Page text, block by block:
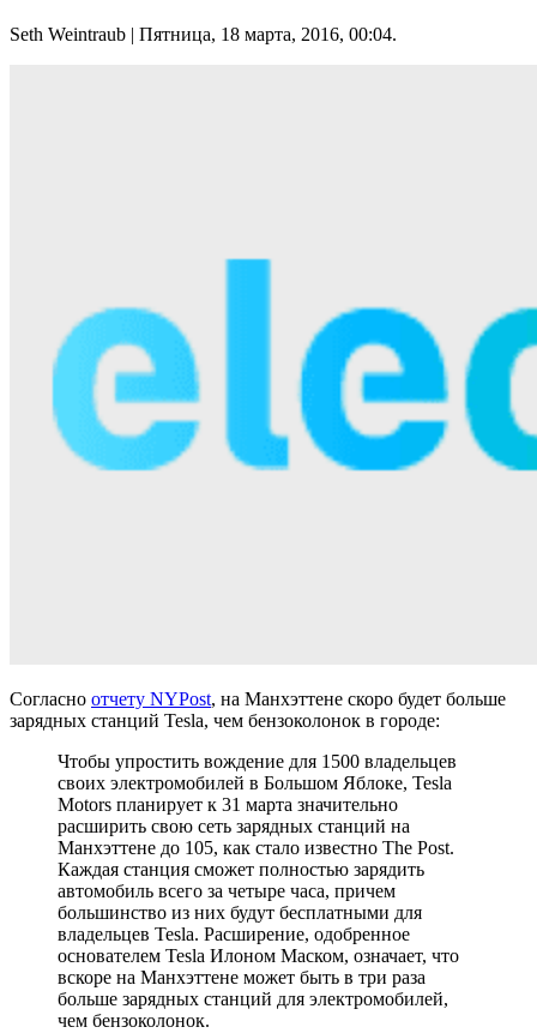
Seth Weintraub | Пятница, 18 марта, 2016, 00:04.
Согласно отчету NYPost, на Манхэттене скоро будет больше
зарядных станций Tesla, чем бензоколонок в городе:
Чтобы упростить вождение для 1500 владельцев
своих электромобилей в Большом Яблоке, Tesla
Motors планирует к 31 марта значительно
расширить свою сеть зарядных станций на
Манхэттене до 105, как стало известно The Post.
Каждая станция сможет полностью зарядить
автомобиль всего за четыре часа, причем
большинство из них будут бесплатными для
владельцев Tesla. Расширение, одобренное
основателем Tesla Илоном Маском, означает, что
вскоре на Манхэттене может быть в три раза
больше зарядных станций для электромобилей,
чем бензоколонок.